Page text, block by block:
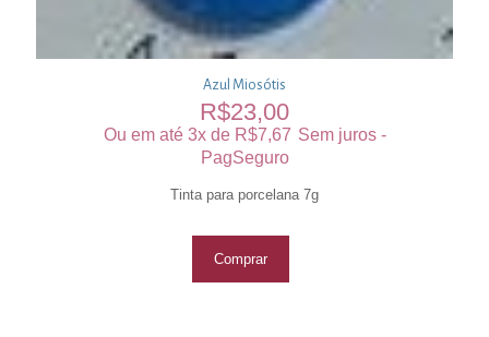
Azul Miosótis
R$23,00
Ou em até 3x de R$7,67 Sem juros -
PagSeguro
Tinta para porcelana 7g
Comprar